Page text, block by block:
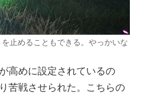
止めることもできる。やっかいな
高めに設定されているの
苦戦させられた。こちらの